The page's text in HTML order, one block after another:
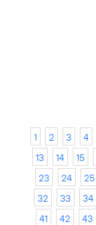
1 2 3 4
13
14 15
23
24 25
32
33 34
41
42 43